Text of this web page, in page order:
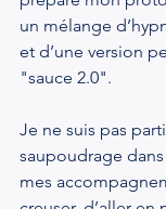
un mélange
et d’une version
"sauce 2.0".
Je ne suis pas
saupoudrage
mes